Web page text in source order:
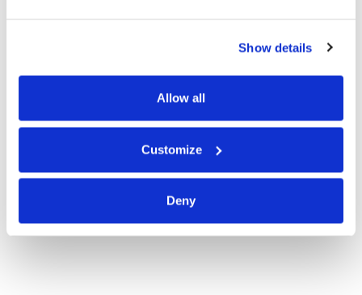
Show details
Allow all
Customize
Deny